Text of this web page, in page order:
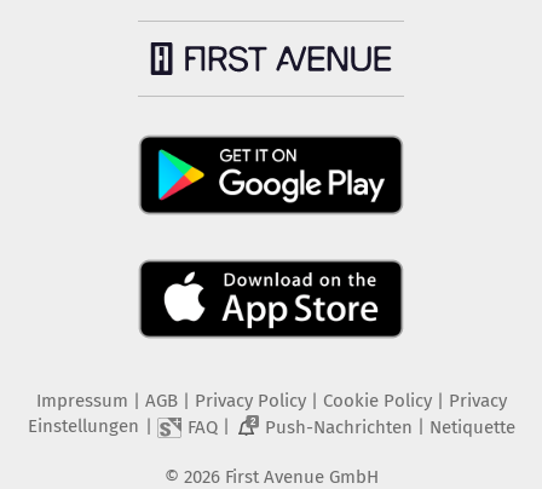
Impressum AGB Privacy Policy| Cookie Policy| Privacy
Einstellungen
FAQ| 2 Push-Nachrichten Netiquette
© 2026 First Avenue GmbH